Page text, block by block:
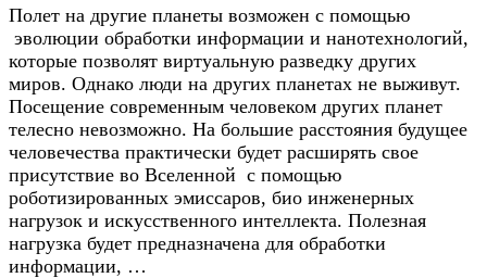
Полет на другие планеты возможен с помощью
эволюции обработки информации и нанотехнологий,
которые позволят виртуальную разведку других
миров. Однако люди на других планетах не выживут.
Посещение современным человеком других планет
телесно невозможно. На большие расстояния будущее
человечества практически будет расширять свое
присутствие во Вселенной с помощью
роботизированных эмиссаров, био инженерных
нагрузок и искусственного интеллекта. Полезная
нагрузка будет предназначена для обработки
информации, …